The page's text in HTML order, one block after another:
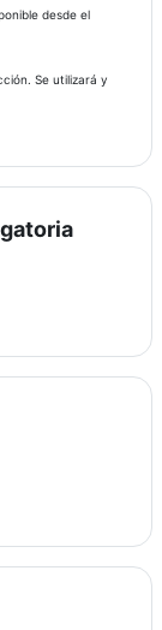
desde el
Se utilizará y